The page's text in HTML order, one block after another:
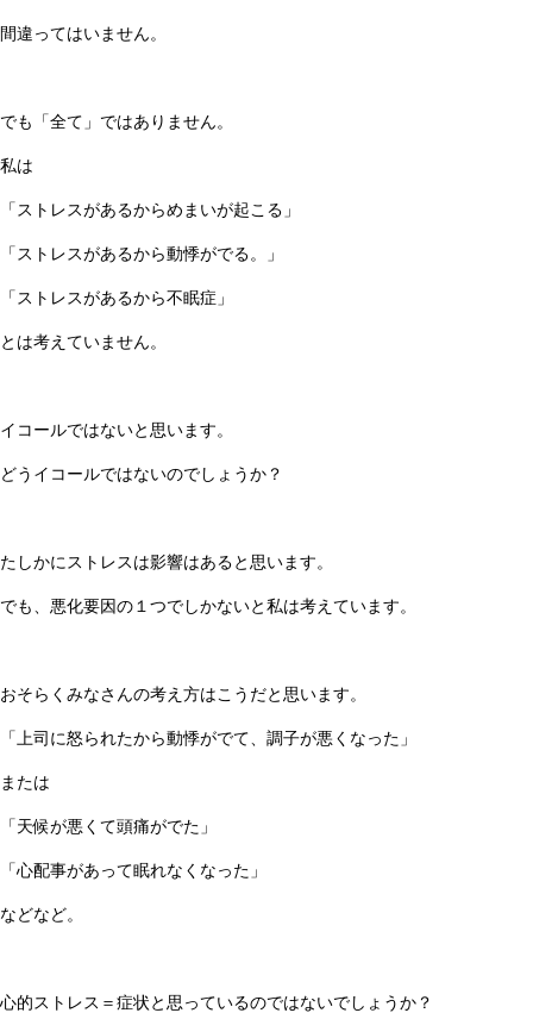
間違ってはいません。
でも「全て」ではありません。
私は
「ストレスがあるからめまいが起こる」
「ストレスがあるから動悸がでる。」
「ストレスがあるから不眠症」
とは考えていません。
イコールではないと思います。
どうイコールではないのでしょうか？
たしかにストレスは影響はあると思います。
でも、悪化要因の１つでしかないと私は考えています。
おそらくみなさんの考え方はこうだと思います。
「上司に怒られたから動悸がでて、調子が悪くなった」
または
「天候が悪くて頭痛がでた」
「心配事があって眠れなくなった」
などなど。
心的ストレス＝症状と思っているのではないでしょうか？